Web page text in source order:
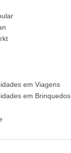
em Viagens
em Brinquedos